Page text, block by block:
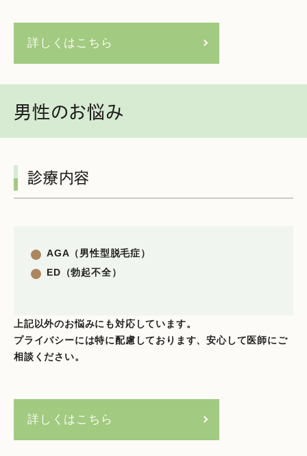
詳しくはこちら
男性のお悩み
診療内容
AGA（男性型脱毛症）
ED（勃起不全）
上記以外のお悩みにも対応しています。
プライバシーには特に配慮しております、安心して医師にご
相談ください。
詳しくはこちら